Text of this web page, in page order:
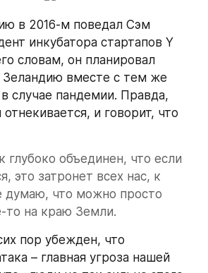
в 2016-м поведал Сэм
инкубатора стартапов Y
словам, он планировал
вместе с тем же
случае пандемии. Правда,
и говорит, что
глубоко объединен, что если
это затронет всех нас, к
думаю, что можно просто
то на краю Земли.
пор убежден, что
– главная угроза нашей